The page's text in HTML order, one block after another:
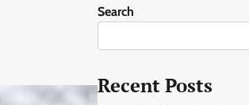
Search
Recent Posts